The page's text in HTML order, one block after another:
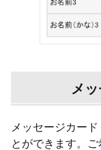
メ
メッセージカー
とができます。